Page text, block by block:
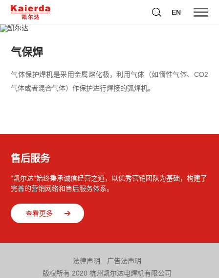
EN
气保焊
气体保护焊机是采用金属熔化极，利用气体（如惰性气体、CO2
气体或者混合气体）作保护进行焊接的弧焊机。
售后服务
“凯尔达”始终秉承诚信经营之道，以优秀营销团队为基础，构建了
完善的营销网络和售后服务体系。
查看更多
法律声明
广告法声明
版权所有 2020 杭州凯尔达电焊机有限公司